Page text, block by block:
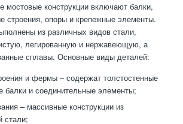
мостовые конструкции включают балки,
строения, опоры и крепежные элементы.
из различных видов стали,
легированную и нержавеющую, а
сплавы. Основные виды деталей:
и фермы – содержат толстостенные
балки и соединительные элементы;
– массивные конструкции из
стали;